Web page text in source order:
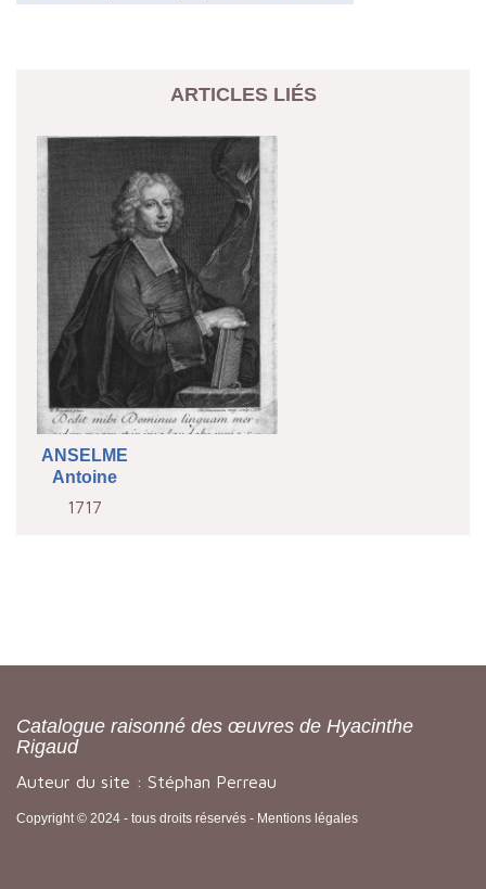
ARTICLES LIÉS
ANSELME
Antoine
1717
Catalogue raisonné des œuvres de Hyacinthe
Rigaud
Auteur du site : Stéphan Perreau
Copyright © 2024 - tous droits réservés - Mentions légales